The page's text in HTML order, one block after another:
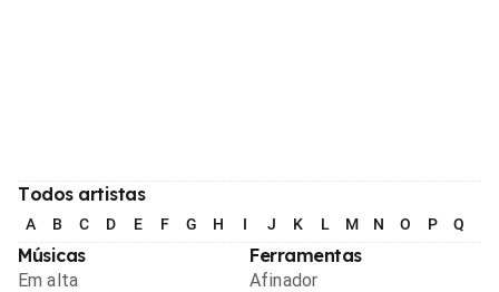
Todos artistas
A B C D E F G H I J K L M N O P Q
Músicas
Em alta
Ferramentas
Afinador